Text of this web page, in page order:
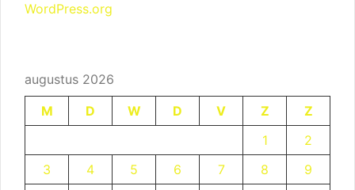
WordPress.org
augustus 2026
M
D W D V Z
Z
1
2
3
4 5 6 7 8
9